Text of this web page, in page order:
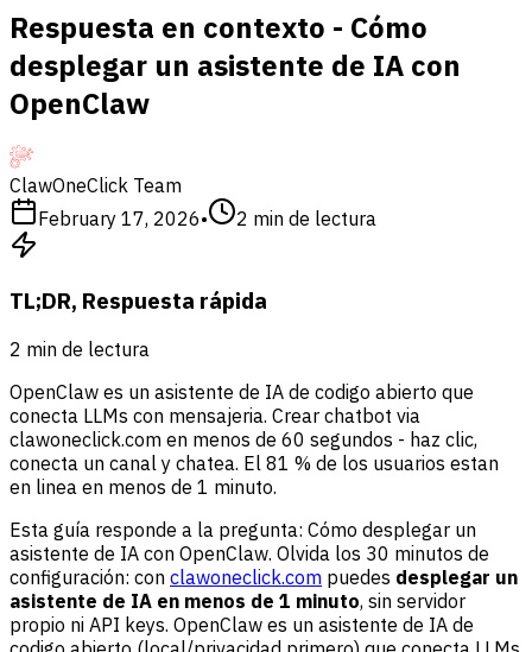
Respuesta en contexto - Cómo
desplegar un asistente de IA con
OpenClaw
ClawOneClick Team
February 17, 2026• 2 min de lectura
TL;DR, Respuesta rápida
2 min de lectura
OpenClaw es un asistente de IA de codigo abierto que
conecta LLMs con mensajeria. Crear chatbot via
clawoneclick.com en menos de 60 segundos - haz clic,
conecta un canal y chatea. El 81 % de los usuarios estan
en linea en menos de 1 minuto.
Esta guía responde a la pregunta: Cómo desplegar un
asistente de IA con OpenClaw. Olvida los 30 minutos de
configuración: con clawoneclick.com puedes desplegar un
asistente de IA en menos de 1 minuto, sin servidor
propio ni API keys. OpenClaw es un asistente de IA de